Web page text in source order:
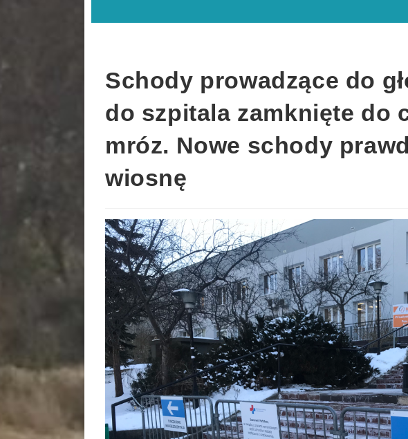
Schody prowadzące do
do szpitala zamknięte do
mróz. Nowe schody
wiosnę